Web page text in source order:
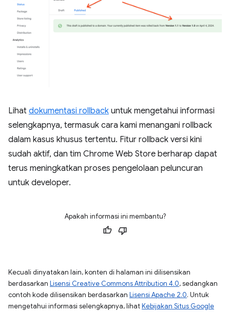
Lihat dokumentasi rollback untuk mengetahui informasi
selengkapnya, termasuk cara kami menangani rollback
dalam kasus khusus tertentu. Fitur rollback versi kini
sudah aktif, dan tim Chrome Web Store berharap dapat
terus meningkatkan proses pengelolaan peluncuran
untuk developer.
Apakah informasi ini membantu?
Kecuali dinyatakan lain, konten di halaman ini dilisensikan
berdasarkan Lisensi Creative Commons Attribution 4.0, sedangkan
contoh kode dilisensikan berdasarkan Lisensi Apache 2.0. Untuk
mengetahui informasi selengkapnya, lihatKebijakan Situs Google